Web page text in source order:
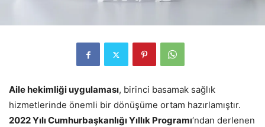
Aile hekimliği uygulaması, birinci basamak sağlık
hizmetlerinde önemli bir dönüşüme ortam hazırlamıştır.
2022 Yılı Cumhurbaşkanlığı Yıllık Programı‘ndan derlenen